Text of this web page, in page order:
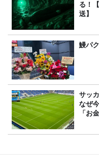
る！
送】
鰻パ
サッ
なぜ
「お